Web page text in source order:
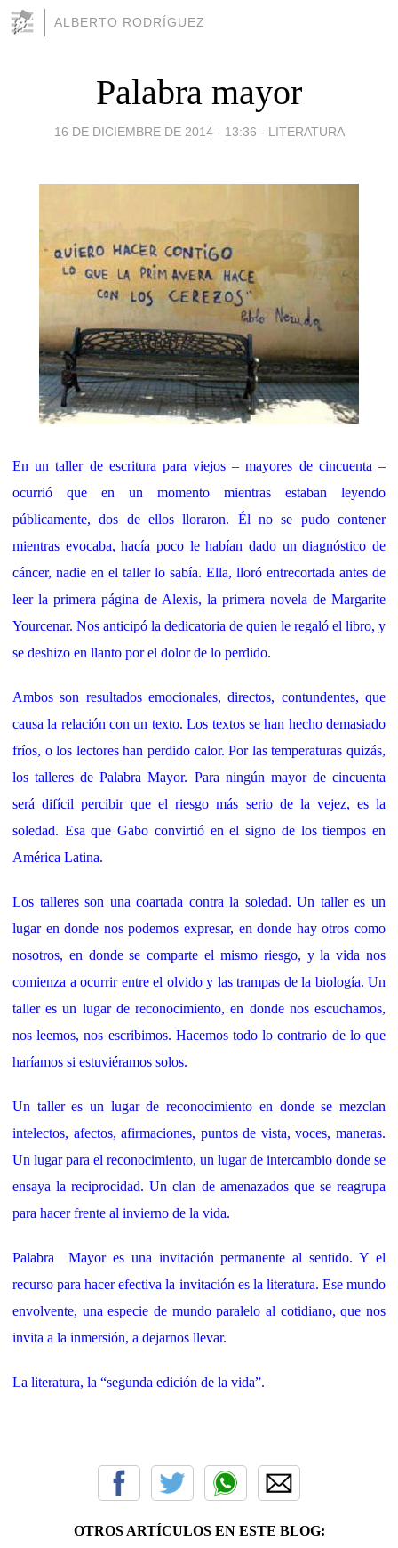
ALBERTO RODRÍGUEZ
Palabra mayor
16 DE DICIEMBRE DE 2014 - 13:36 - LITERATURA
En un taller de escritura para viejos – mayores de cincuenta –
ocurrió que en un momento mientras estaban leyendo
públicamente, dos de ellos lloraron. Él no se pudo contener
mientras evocaba, hacía poco le habían dado un diagnóstico de
cáncer, nadie en el taller lo sabía. Ella, lloró entrecortada antes de
leer la primera página de Alexis, la primera novela de Margarite
Yourcenar. Nos anticipó la dedicatoria de quien le regaló el libro, y
se deshizo en llanto por el dolor de lo perdido.
Ambos son resultados emocionales, directos, contundentes, que
causa la relación con un texto. Los textos se han hecho demasiado
fríos, o los lectores han perdido calor. Por las temperaturas quizás,
los talleres de Palabra Mayor. Para ningún mayor de cincuenta
será difícil percibir que el riesgo más serio de la vejez, es la
soledad. Esa que Gabo convirtió en el signo de los tiempos en
América Latina.
Los talleres son una coartada contra la soledad. Un taller es un
lugar en donde nos podemos expresar, en donde hay otros como
nosotros, en donde se comparte el mismo riesgo, y la vida nos
comienza a ocurrir entre el olvido y las trampas de la biología. Un
taller es un lugar de reconocimiento, en donde nos escuchamos,
nos leemos, nos escribimos. Hacemos todo lo contrario de lo que
haríamos si estuviéramos solos.
Un taller es un lugar de reconocimiento en donde se mezclan
intelectos, afectos, afirmaciones, puntos de vista, voces, maneras.
Un lugar para el reconocimiento, un lugar de intercambio donde se
ensaya la reciprocidad. Un clan de amenazados que se reagrupa
para hacer frente al invierno de la vida.
Palabra Mayor es una invitación permanente al sentido. Y el
recurso para hacer efectiva la invitación es la literatura. Ese mundo
envolvente, una especie de mundo paralelo al cotidiano, que nos
invita a la inmersión, a dejarnos llevar.
La literatura, la “segunda edición de la vida”.
OTROS ARTÍCULOS EN ESTE BLOG: